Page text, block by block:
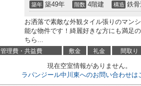
築年 築49年 階数 4階建 構造 鉄
お洒落で素敵な外観タイル張りのマン
能な物件です！綺麗好きな方にも満足
ちら...
管理費・共益費 敷金 礼金 間取り
現在空室情報がありません。
ラパンジール中川東へのお問い合わせは